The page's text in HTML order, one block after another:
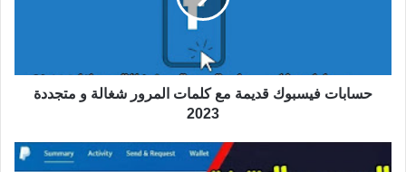
حسابات فيسبوك قديمة مع كلمات المرور شغالة و متجددة
2023